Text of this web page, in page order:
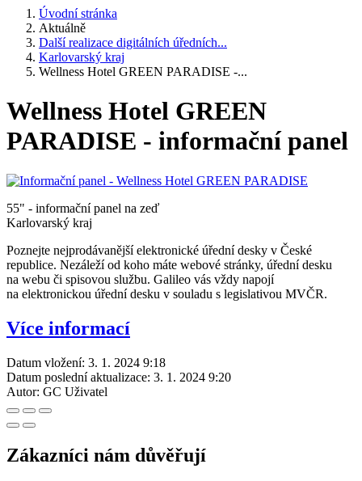
Úvodní stránka
Aktuálně
Další realizace digitálních úředních...
Karlovarský kraj
Wellness Hotel GREEN PARADISE -...
Wellness Hotel GREEN
PARADISE - informační panel
55" - informační panel na zeď
Karlovarský kraj
Poznejte nejprodávanější elektronické úřední desky v České
republice. Nezáleží od koho máte webové stránky, úřední desku
na webu či spisovou službu. Galileo vás vždy napojí
na elektronickou úřední desku v souladu s legislativou MVČR.
Více informací
Datum vložení: 3. 1. 2024 9:18
Datum poslední aktualizace: 3. 1. 2024 9:20
Autor: GC Uživatel
Zákazníci nám důvěřují